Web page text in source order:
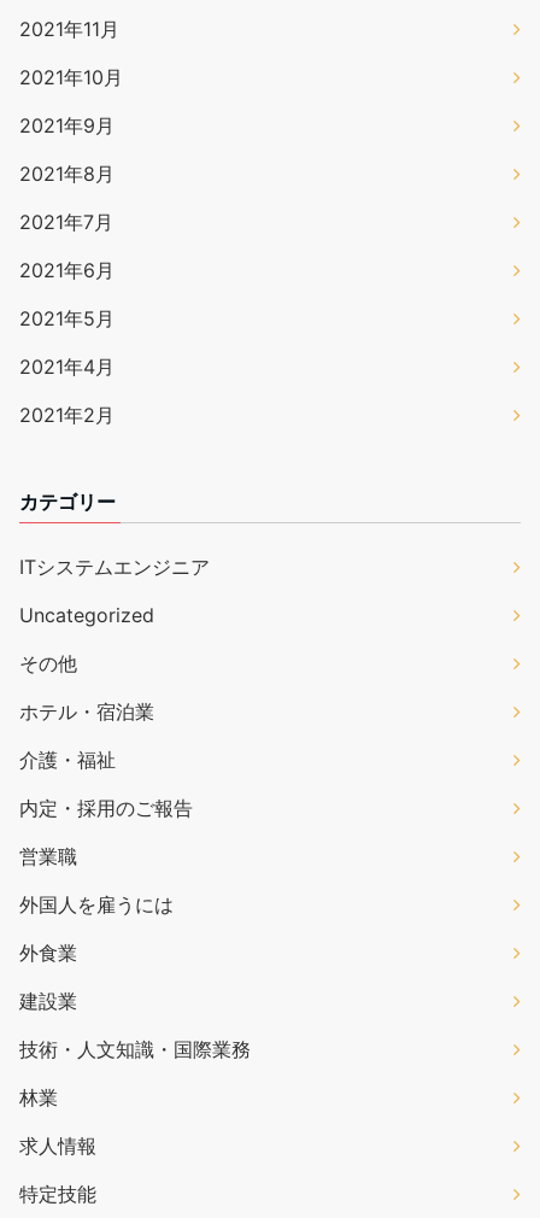
2021年11月
2021年10月
2021年9月
2021年8月
2021年7月
2021年6月
2021年5月
2021年4月
2021年2月
カテゴリー
ITシステムエンジニア
Uncategorized
その他
ホテル・宿泊業
介護・福祉
内定・採用のご報告
営業職
外国人を雇うには
外食業
建設業
技術・人文知識・国際業務
林業
求人情報
特定技能